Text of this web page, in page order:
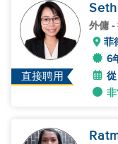
直接聘用
Seth
外傭 -
菲
6